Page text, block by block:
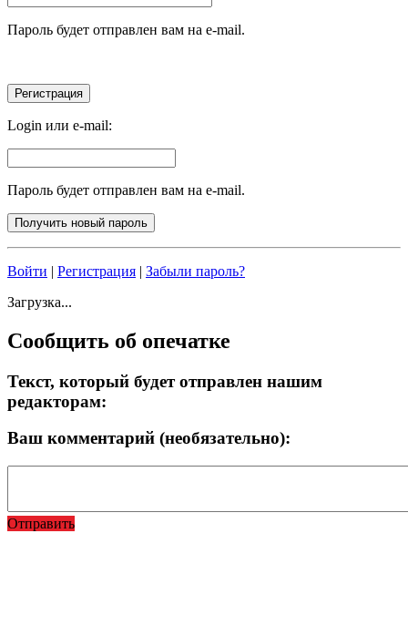
Пароль будет отправлен вам на e-mail.
Login или e-mail:
Пароль будет отправлен вам на e-mail.
Войти | Регистрация | Забыли пароль?
Загрузка...
Сообщить об опечатке
Текст, который будет отправлен нашим
редакторам:
Ваш комментарий (необязательно):
Отправить